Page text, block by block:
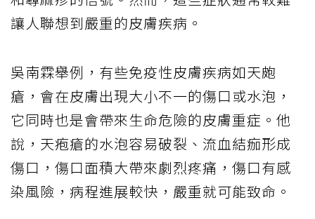
讓人聯想到嚴重的皮膚疾病。
吳南霖舉例，有些免疫性皮膚疾病如天皰
瘡，會在皮膚出現大小不一的傷口或水泡，
它同時也是會帶來生命危險的皮膚重症。他
說，天疱瘡的水泡容易破裂、流血結痂形成
傷口，傷口面積大帶來劇烈疼痛，傷口有感
染風險，病程進展較快，嚴重就可能致命。